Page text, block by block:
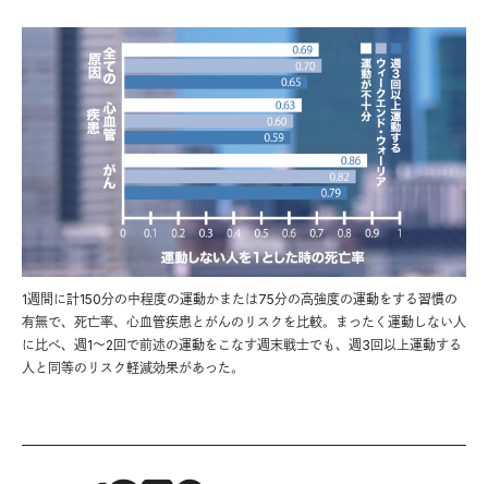
1週間に計150分の中程度の運動かまたは75分の高強度の運動をする習慣の
有無で、死亡率、心血管疾患とがんのリスクを比較。まったく運動しない人
に比べ、週1〜2回で前述の運動をこなす週末戦士でも、週3回以上運動する
人と同等のリスク軽減効果があった。